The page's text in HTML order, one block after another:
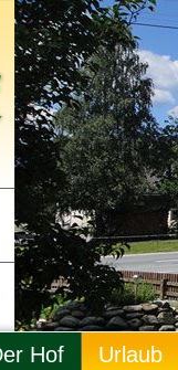
Hof Urlaub